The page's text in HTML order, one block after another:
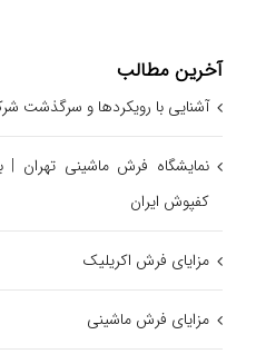
آخرین مطالب
آشنایی با رویکردها و سرگذشت
نمایشگاه فرش ماشینی تهران
کفپوش ایران
مزایای فرش اکریلیک
مزایای فرش ماشینی